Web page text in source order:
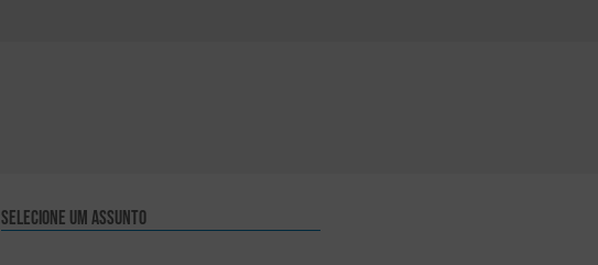
Selecione um assunto